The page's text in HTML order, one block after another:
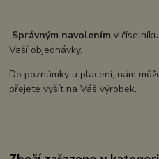
Správným navolením v
Vaší objednávky.
Do poznámky u placení, nám
přejete vyšít na Váš výrobek.